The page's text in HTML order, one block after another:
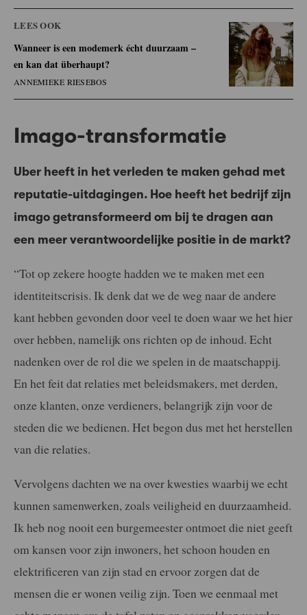
LEES OOK
Wanneer is een modemerk écht duurzaam –
en kan dat überhaupt?
ANNEMIEKE RIESEBOS
Imago-transformatie
Uber heeft in het verleden te maken gehad met
reputatie-uitdagingen. Hoe heeft het bedrijf zijn
imago getransformeerd om bij te dragen aan
een meer verantwoordelijke positie in de markt?
“Tot op zekere hoogte hadden we te maken met een
identiteitscrisis. Ik denk dat we de weg naar de andere
kant hebben gevonden door veel te doen waar we het hier
over hebben, namelijk ons richten op de inhoud. Echt
nadenken over de rol die we spelen in de maatschappij.
En het feit dat relaties met beleidsmakers, met derden,
onze klanten, onze verdieners, belangrijk zijn voor de
steden die we bedienen. Het begon dus met het herstellen
van die relaties.
Vervolgens dachten we na over kwesties waarbij we echt
kunnen samenwerken, zoals veiligheid en duurzaamheid.
Ik heb nog nooit een burgemeester ontmoet die niet geeft
om kansen voor zijn inwoners, het schoon houden en
elektrificeren van zijn stad en ervoor zorgen dat de
mensen die er wonen veilig zijn. Toen we eenmaal met